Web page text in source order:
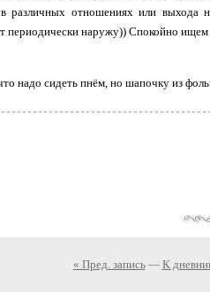
в различных отношениях или
периодически наружу)) Спокойно
надо сидеть пнём, но шапочку из
« Пред. запись— К